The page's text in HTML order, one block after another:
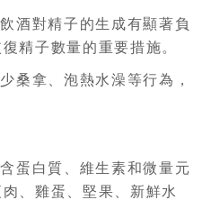
酒對精子的生成有顯著負
精子數量的重要措施。
桑拿、泡熱水澡等行為，
蛋白質、維生素和微量元
、雞蛋、堅果、新鮮水